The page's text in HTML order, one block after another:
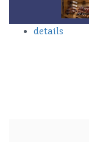
details